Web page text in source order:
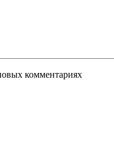
комментариях